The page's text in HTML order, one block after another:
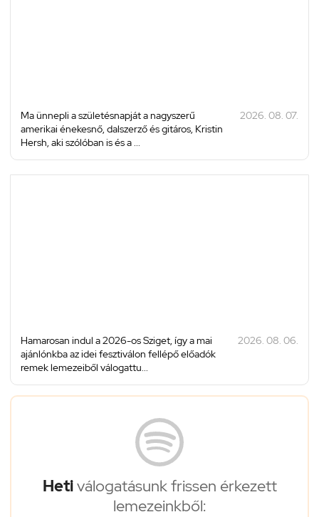
Ma ünnepli a születésnapját a nagyszerű
amerikai énekesnő, dalszerző és gitáros, Kristin
Hersh, aki szólóban is és a ...
2026. 08. 07.
Hamarosan indul a 2026-os Sziget, így a mai
ajánlónkba az idei fesztiválon fellépő előadók
remek lemezeiből válogattu...
2026. 08. 06.
Hetiválogatásunk frissen érkezett
lemezeinkből: